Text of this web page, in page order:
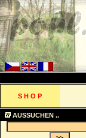
S H O P
AUSSUCHEN ..